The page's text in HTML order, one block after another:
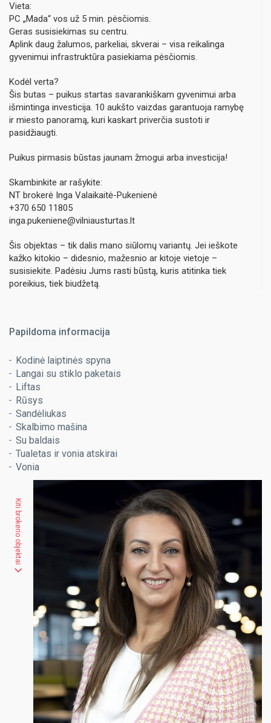
Vieta:
PC „Mada“ vos už 5 min. pėsčiomis.
Geras susisiekimas su centru.
Aplink daug žalumos, parkeliai, skverai – visa reikalinga
gyvenimui infrastruktūra pasiekiama pėsčiomis.
Kodėl verta?
Šis butas – puikus startas savarankiškam gyvenimui arba
išmintinga investicija. 10 aukšto vaizdas garantuoja ramybę
ir miesto panoramą, kuri kaskart priverčia sustoti ir
pasidžiaugti.
Puikus pirmasis būstas jaunam žmogui arba investicija!
Skambinkite ar rašykite:
NT brokerė Inga Valaikaitė-Pukenienė
+370 650 11805
inga.pukeniene@vilniausturtas.lt
Šis objektas – tik dalis mano siūlomų variantų. Jei ieškote
kažko kitokio – didesnio, mažesnio ar kitoje vietoje –
susisiekite. Padėsiu Jums rasti būstą, kuris atitinka tiek
poreikius, tiek biudžetą.
Papildoma informacija
Kodinė laiptinės spyna
Langai su stiklo paketais
Liftas
Rūsys
Sandėliukas
Skalbimo mašina
Su baldais
Tualetas ir vonia atskirai
Vonia
Kiti brokerio objektai